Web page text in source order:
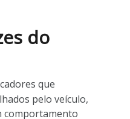
do
que
pelo veículo,
comportamento